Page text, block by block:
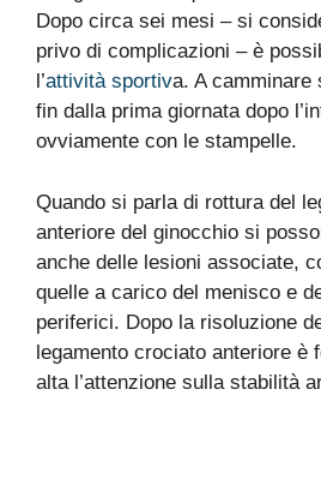
Dopo circa sei mesi – si
privo di complicazioni – è
l’attività sportiva. A camminare
fin dalla prima giornata dopo
ovviamente con le stampelle.
Quando si parla di rottura del
anteriore del ginocchio si
anche delle lesioni associate,
quelle a carico del menisco e
periferici. Dopo la risoluzione
legamento crociato anteriore è
alta l’attenzione sulla stabilità